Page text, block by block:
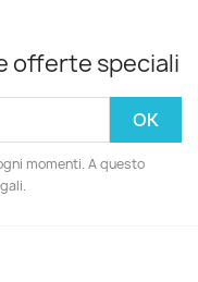
offerte speciali
momenti. A questo